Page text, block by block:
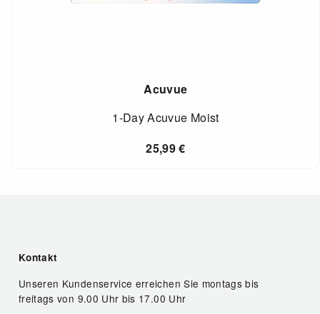
Acuvue
1-Day Acuvue Moist
25,99€
Kontakt
Unseren Kundenservice erreichen Sie montags bis
freitags von 9.00 Uhr bis 17.00 Uhr